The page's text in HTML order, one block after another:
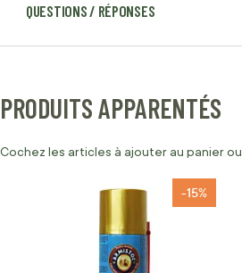
QUESTIONS / RÉPONSES
PRODUITS APPARENTÉS
Cochez les articles à ajouter au panier ou
-15%